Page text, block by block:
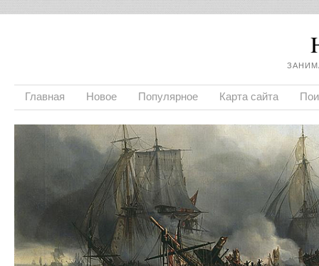
Главная Новое Популярное Карта сайта